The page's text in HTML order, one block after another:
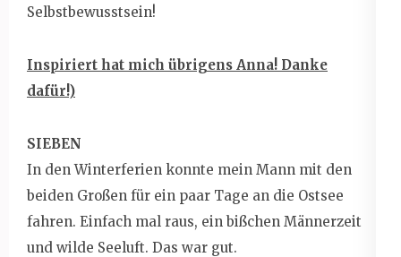
Selbstbewusstsein!
Inspiriert hat mich übrigens Anna! Danke
dafür!)
SIEBEN
In den Winterferien konnte mein Mann mit den
beiden Großen für ein paar Tage an die Ostsee
fahren. Einfach mal raus, ein bißchen Männerzeit
und wilde Seeluft. Das war gut.